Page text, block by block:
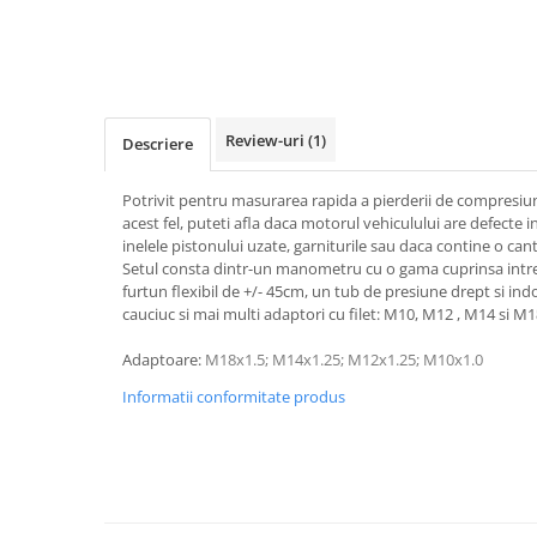
Recuperatoare de ulei
Scule Ajutatoare
Scule De Mana si Unelte
Aparate de nituit si capsat
Capsatoare tapiterie
Chei de Forta
Chei Dinamometrice
Ciocane Dalti si Dornuri
Descriere Review-uri (1)
Potrivit pentru masurarea rapida a pierderii de
acest fel, puteti afla daca motorul vehiculului are defecte
inelele pistonului uzate, garniturile sau daca contine o
Setul consta dintr-un manometru cu o gama cuprinsa
furtun flexibil de +/- 45cm, un tub de presiune drept si
cauciuc si mai multi adaptori cu filet: M10, M12 , M14 si
Adaptoare: M18x1.5; M14x1.25; M12x1.25; M10x1.0
Informatii conformitate produs